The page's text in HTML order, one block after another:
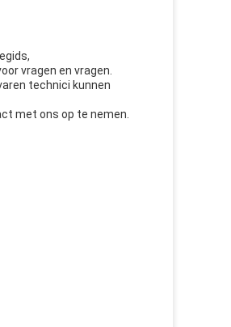
vragen en vragen.
technici kunnen
met ons op te nemen.